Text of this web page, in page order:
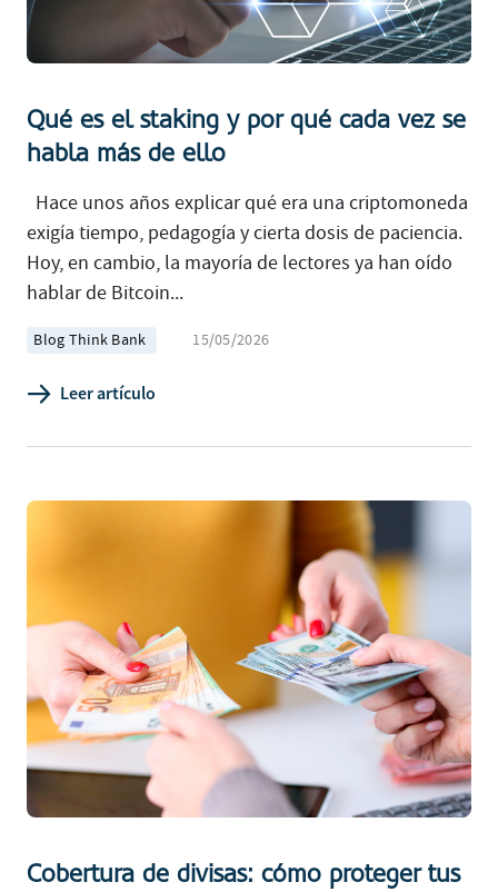
Qué es el staking y por qué cada vez se
habla más de ello
Hace unos años explicar qué era una criptomoneda
exigía tiempo, pedagogía y cierta dosis de paciencia.
Hoy, en cambio, la mayoría de lectores ya han oído
hablar de Bitcoin...
Blog Think Bank 15/05/2026
Leer artículo
Cobertura de divisas: cómo proteger tus